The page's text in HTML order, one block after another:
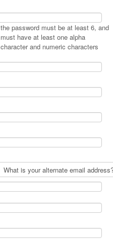
the password must be at least 6, and
must have at least one alpha
character and numeric characters